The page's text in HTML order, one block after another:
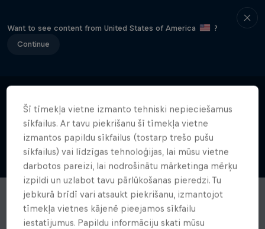
Want to see content from United States of America
?
Continue
Šī tīmekļa vietne izmanto tehniski nepieciešamus
sīkfailus. Ar tavu piekrišanu šī tīmekļa vietne
izmantos papildu sīkfailus (tostarp trešo pušu
sīkfailus) vai līdzīgas tehnoloģijas, lai mūsu vietne
darbotos pareizi, lai nodrošinātu mārketinga mērķu
izpildi un uzlabot tavu pārlūkošanas pieredzi. Tu
jebkurā brīdī vari atsaukt piekrišanu, izmantojot
tīmekļa vietnes kājenē pieejamos sīkfailu
iestatījumus. Papildu informāciju skati mūsu